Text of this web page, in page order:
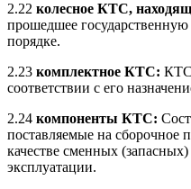
2.22 колесное КТС,
прошедшее
порядке.
2.23 комплектное КТС:
соответствии с его
2.24 компоненты КТС:
поставляемые на сборочное
качестве сменных
эксплуатации.